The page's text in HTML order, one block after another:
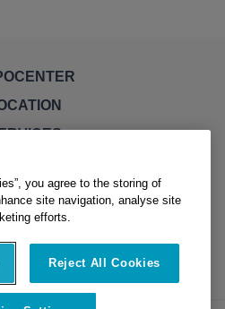
you agree to the storing of
site navigation, analyse site
efforts.
Reject All Cookies